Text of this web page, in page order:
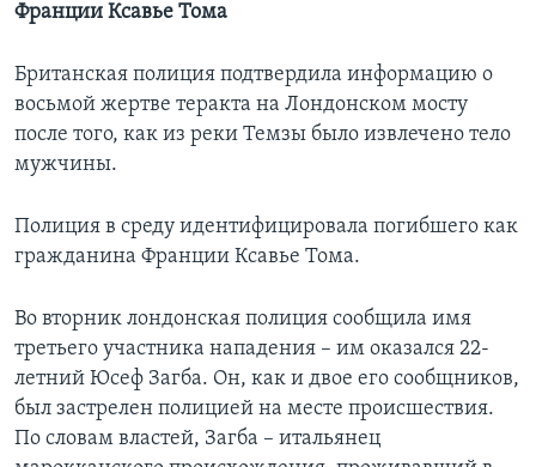
Франции Ксавье Тома
Британская полиция подтвердила информацию о
восьмой жертве теракта на Лондонском мосту
после того, как из реки Темзы было извлечено тело
мужчины.
Полиция в среду идентифицировала погибшего как
гражданина Франции Ксавье Тома.​
Во вторник лондонская полиция сообщила имя
третьего участника нападения – им оказался 22-
летний Юсеф Загба. Он, как и двое его сообщников,
был застрелен полицией на месте происшествия.
По словам властей, Загба – итальянец